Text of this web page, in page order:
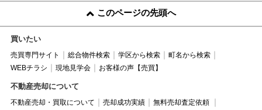
このページの先頭へ
買いたい
売買専門サイト 総合物件検索 学区から検索
町名から検索
WEBチラシ
現地見学会 お客様の声【売買】
不動産売却について
不動産売却・買取について 売却成功実績
無料売却査定依頼